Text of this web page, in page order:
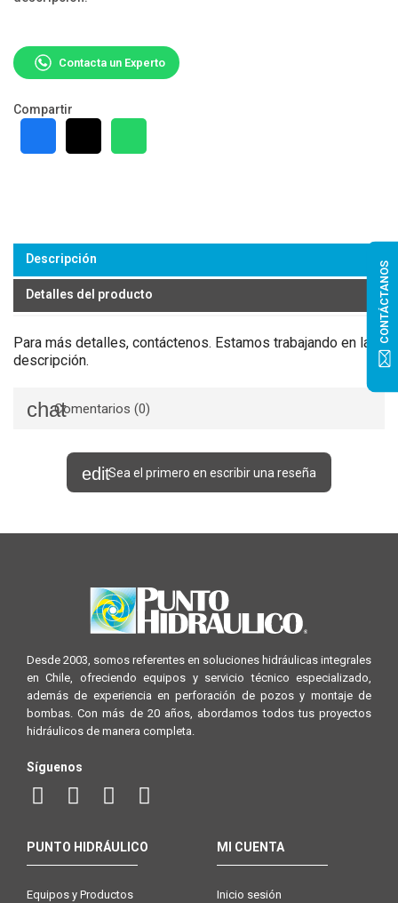
Contacta un Experto
Compartir
Descripción
Detalles del producto
Para más detalles, contáctenos. Estamos trabajando en la
descripción.
Comentarios (0)
Sea el primero en escribir una reseña
Desde 2003, somos referentes en soluciones hidráulicas integrales
en Chile, ofreciendo equipos y servicio técnico especializado,
además de experiencia en perforación de pozos y montaje de
bombas. Con más de 20 años, abordamos todos tus proyectos
hidráulicos de manera completa.
Síguenos
PUNTO HIDRÁULICO
Equipos y Productos
MI CUENTA
Inicio sesión
CONTÁCTANOS